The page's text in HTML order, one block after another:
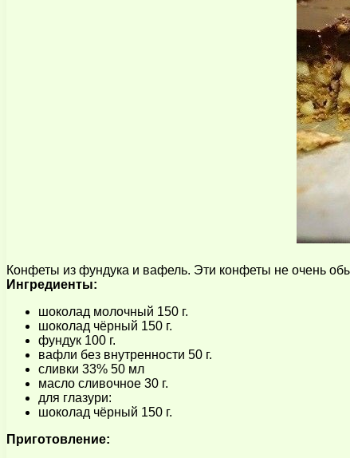
Конфеты из фундука и вафель. Эти конфеты не очень
Ингредиенты:
шоколад молочный 150 г.
шоколад чёрный 150 г.
фундук 100 г.
вафли без внутренности 50 г.
сливки 33% 50 мл
масло сливочное 30 г.
для глазури:
шоколад чёрный 150 г.
Приготовление: